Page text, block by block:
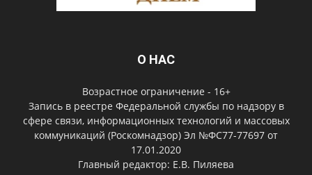
О НАС
Возрастное ограничение - 16+
Запись в реестре Федеральной службы по надзору в
сфере связи, информационных технологий и массовых
коммуникаций (Роскомнадзор) Эл №ФС77-77697 от
17.01.2020
Главный редактор: Е.В. Пиляева